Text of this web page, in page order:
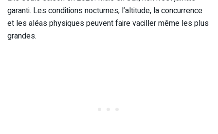
garanti. Les conditions nocturnes, l’altitude, la concurrence
et les aléas physiques peuvent faire vaciller même les plus
grandes.